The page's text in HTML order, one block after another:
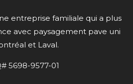
entreprise familiale qui a plus
avec paysagement pave uni
et Laval.
5698-9577-01